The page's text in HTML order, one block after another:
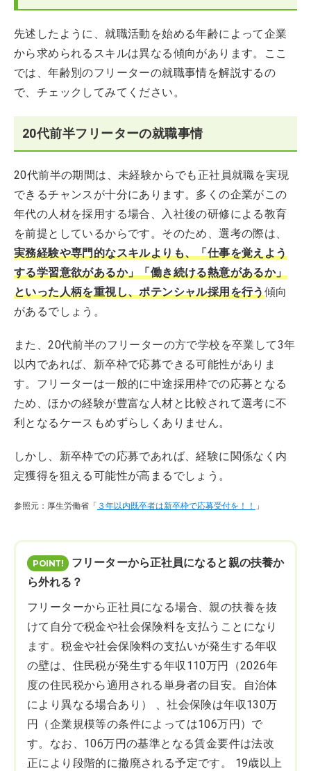
先述したように、就職活動を始める年齢によって企業
から求められるスキルは異なる傾向があります。ここ
では、年齢別のフリーターの就職事情を解説するの
で、チェックしてみてください。
20代前半フリーターの就職事情
20代前半の期間は、未経験からでも正社員就職を実現
できるチャンスが十分にあります。多くの企業がこの
年代の人材を採用する場合、入社後の研修による教育
を前提としているからです。そのため、選考の際は、
実務経験や専門的なスキルよりも、「仕事を覚えよう
する学習意欲があるか」「働き続ける熱意があるか」
といった人柄を重視し、ポテンシャル採用を行う傾向
があるでしょう。
また、20代前半のフリーターの方で学校を卒業して3年
以内であれば、新卒枠で応募できる可能性がありま
す。フリーターは一般的に中途採用枠での応募となる
ため、ほかの経験が豊富な人材と比較されて選考に不
利となるケースもめずらしくありません。
しかし、新卒枠での応募であれば、経験に関係なく内
定獲得を狙える可能性が高まるでしょう。
参照元：厚生労働省「 ３年以内既卒者は新卒枠で応募受付を！！ 」
フリーターから正社員になると親の扶養か
ら外れる？
フリーターから正社員になる場合、親の扶養を抜
けて自分で税金や社会保険料を支払うことになり
ます。税金や社会保険料の支払いが発生する年収
の壁は、住民税が発生する年収110万円（2026年
度の住民税から適用される単身者の目安。自治体
により異なる場合あり） 、社会保険は年収130万
円（企業規模等の条件によっては106万円）で
す。なお、106万円の基準となる賃金要件は法改
正により段階的に撤廃される予定です。 19歳以上